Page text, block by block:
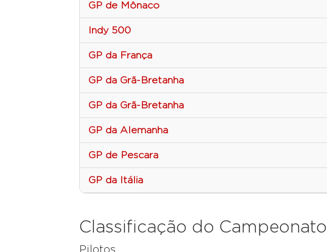
GP de Mônaco
Indy 500
GP da França
GP da Grã-Bretanha
GP da Grã-Bretanha
GP da Alemanha
GP de Pescara
GP da Itália
Classificação do Campeonato